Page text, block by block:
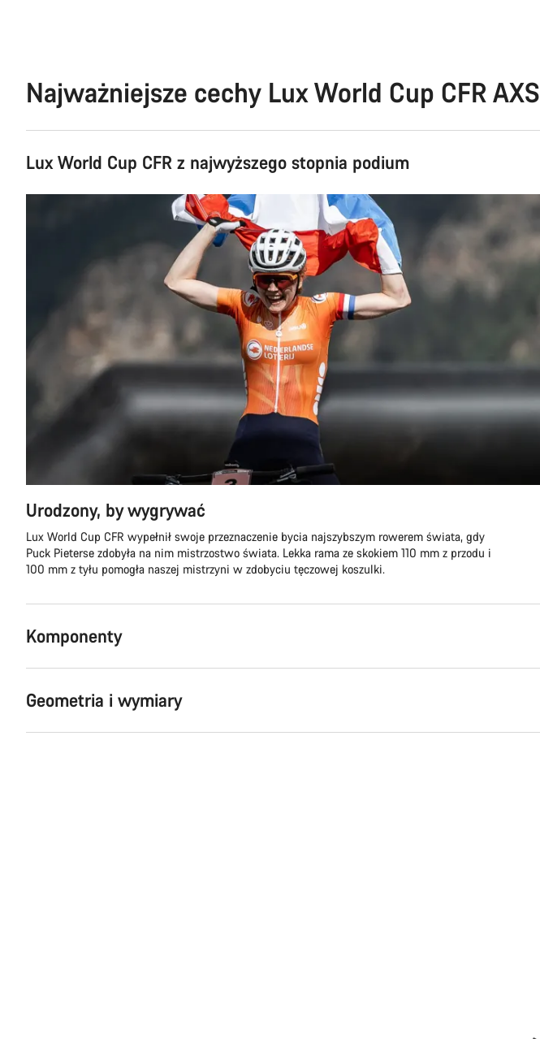
Najważniejsze cechy Lux World Cup CFR AXS
Lux World Cup CFR z najwyższego stopnia podium
Urodzony, by wygrywać
Lux World Cup CFR wypełnił swoje przeznaczenie bycia najszybszym rowerem świata, gdy
Puck Pieterse zdobyła na nim mistrzostwo świata. Lekka rama ze skokiem 110 mm z przodu i
100 mm z tyłu pomogła naszej mistrzyni w zdobyciu tęczowej koszulki.
Komponenty
Geometria i wymiary